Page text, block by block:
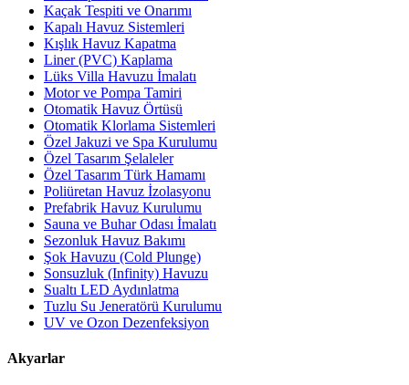
Kaçak Tespiti ve Onarımı
Kapalı Havuz Sistemleri
Kışlık Havuz Kapatma
Liner (PVC) Kaplama
Lüks Villa Havuzu İmalatı
Motor ve Pompa Tamiri
Otomatik Havuz Örtüsü
Otomatik Klorlama Sistemleri
Özel Jakuzi ve Spa Kurulumu
Özel Tasarım Şelaleler
Özel Tasarım Türk Hamamı
Poliüretan Havuz İzolasyonu
Prefabrik Havuz Kurulumu
Sauna ve Buhar Odası İmalatı
Sezonluk Havuz Bakımı
Şok Havuzu (Cold Plunge)
Sonsuzluk (Infinity) Havuzu
Sualtı LED Aydınlatma
Tuzlu Su Jeneratörü Kurulumu
UV ve Ozon Dezenfeksiyon
Akyarlar